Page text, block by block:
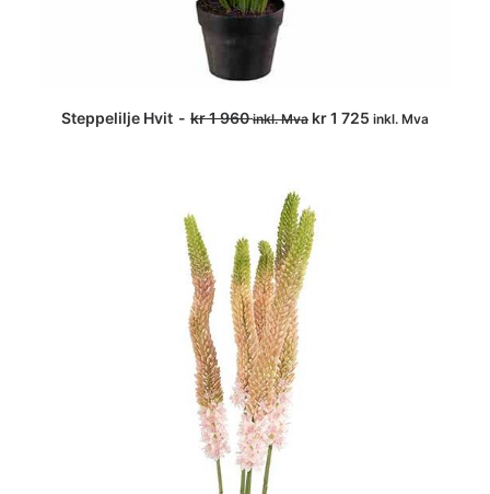
Steppelilje Hvit kr1 960 inkl. Mva kr1 725 inkl. Mva